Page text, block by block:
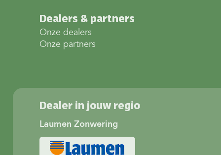
Dealers & partners
Onze dealers
Onze partners
Dealer in jouw regio
Laumen Zonwering